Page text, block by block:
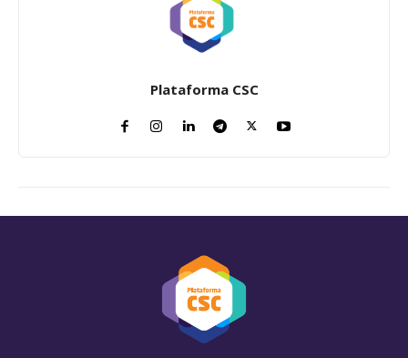
Plataforma CSC